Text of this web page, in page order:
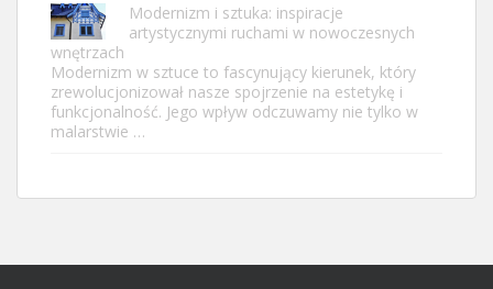
Modernizm i sztuka: inspiracje
artystycznymi ruchami w nowoczesnych
wnętrzach
Modernizm w sztuce to fascynujący kierunek, który
zrewolucjonizował nasze spojrzenie na estetykę i
funkcjonalność. Jego wpływ odczuwamy nie tylko w
malarstwie …